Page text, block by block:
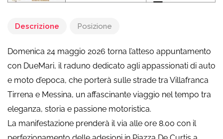
Descrizione Posizione
Domenica 24 maggio 2026 torna l’atteso appuntamento
con DueMari, il raduno dedicato agli appassionati di auto
e moto d’epoca, che porterà sulle strade tra Villafranca
Tirrena e Messina, un affascinante viaggio nel tempo tra
eleganza, storia e passione motoristica.
La manifestazione prenderà il via alle ore 8.00 con il